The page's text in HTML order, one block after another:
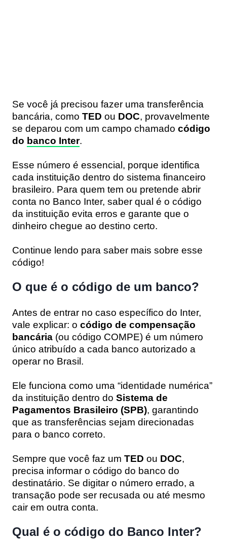
Se você já precisou fazer uma transferência
bancária, como TED ou DOC, provavelmente
se deparou com um campo chamado código
do banco Inter.
Esse número é essencial, porque identifica
cada instituição dentro do sistema financeiro
brasileiro. Para quem tem ou pretende abrir
conta no Banco Inter, saber qual é o código
da instituição evita erros e garante que o
dinheiro chegue ao destino certo.
Continue lendo para saber mais sobre esse
código!
O que é o código de um banco?
Antes de entrar no caso específico do Inter,
vale explicar: o código de compensação
bancária (ou código COMPE) é um número
único atribuído a cada banco autorizado a
operar no Brasil.
Ele funciona como uma “identidade numérica”
da instituição dentro do Sistema de
Pagamentos Brasileiro (SPB), garantindo
que as transferências sejam direcionadas
para o banco correto.
Sempre que você faz um TED ou DOC,
precisa informar o código do banco do
destinatário. Se digitar o número errado, a
transação pode ser recusada ou até mesmo
cair em outra conta.
Qual é o código do Banco Inter?